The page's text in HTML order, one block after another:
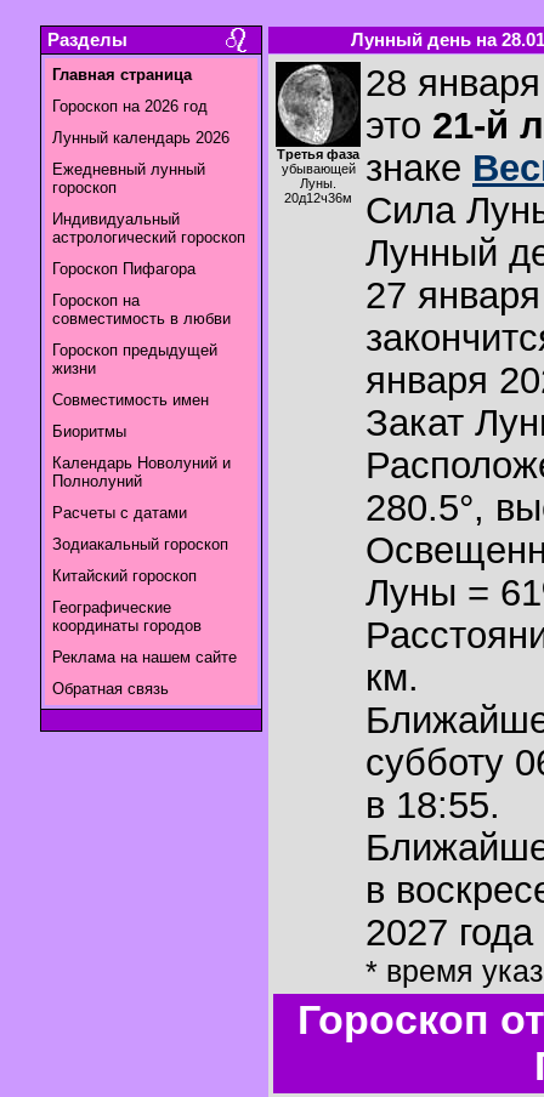
Разделы
Главная страница
Гороскоп на 2026 год
Лунный календарь 2026
Ежедневный лунный
гороскоп
Индивидуальный
астрологический гороскоп
Гороскоп Пифагора
Гороскоп на
совместимость в любви
Гороскоп предыдущей
жизни
Совместимость имен
Биоритмы
Календарь Новолуний и
Полнолуний
Расчеты с датами
Зодиакальный гороскоп
Китайский гороскоп
Географические
координаты городов
Реклама на нашем сайте
Обратная связь
Лунный день на
Третья фаза
убывающей
Луны.
20д12ч36м
28
это 21-й
знаке
Сила
Лунный
27
января
Закат
280.5°,
Луны =
км.
субботу
в 18:55.
в
2027
* время
Гороскоп